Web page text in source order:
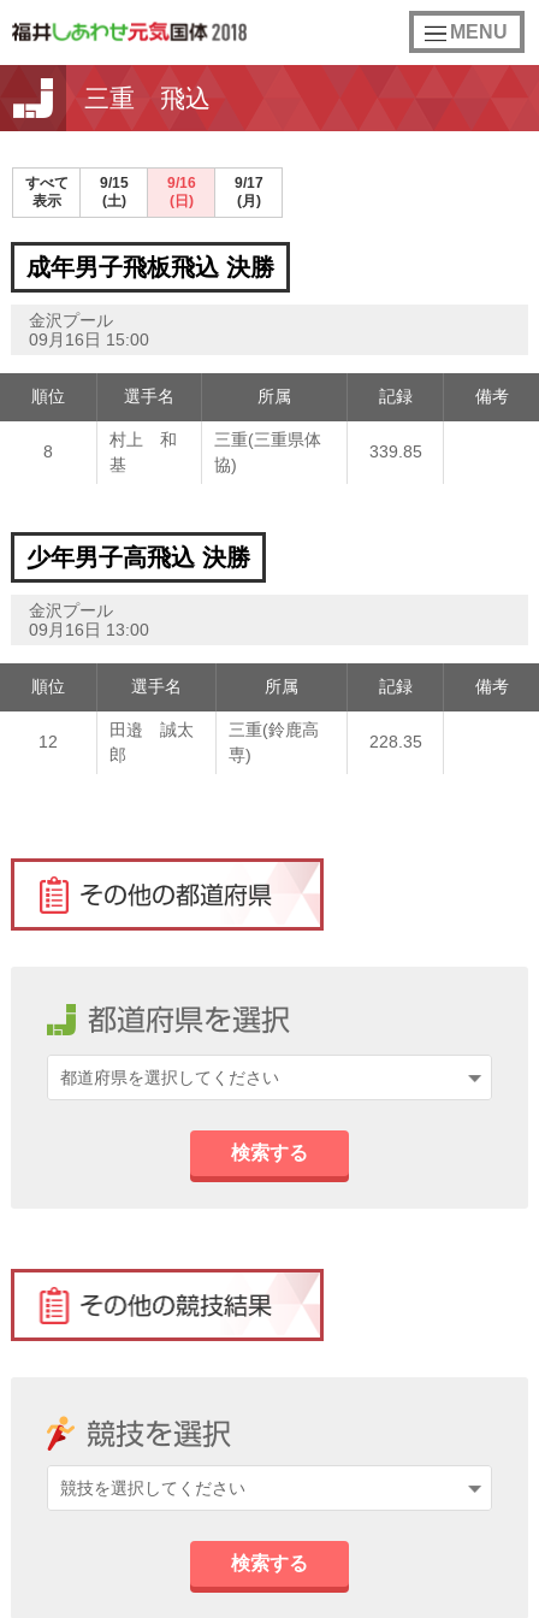
toggle
navigation
MENU
三重 飛込
すべて
表示
9/15
(土)
9/16
(日)
9/17
(月)
成年男子飛板飛込 決勝
金沢プール
09月16日 15:00
順位 選手名 所属 記録 備考
8
村上 和
基
三重(三重県体
協)
339.85
少年男子高飛込 決勝
金沢プール
09月16日 13:00
順位 選手名 所属 記録 備考
12
田邉 誠太
郎
三重(鈴鹿高
専)
228.35
検索する
検索する